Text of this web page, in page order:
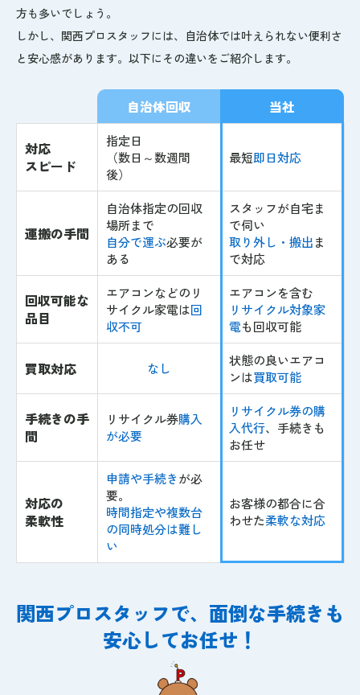
方も多いでしょう。
しかし、関西プロスタッフには、自治体では叶えられない便利さ
と安心感があります。以下にその違いをご紹介します。
自治体回収 当社
対応
スピード
指定日
（数日～数週間
後）
最短即日対応
運搬の手間
自治体指定の回収
場所まで
自分で運ぶ必要が
ある
スタッフが自宅ま
で伺い
取り外し・搬出ま
で対応
回収可能な
品目
エアコンなどのリ
サイクル家電は回
収不可
エアコンを含む
リサイクル対象家
電も回収可能
買取対応 なし
状態の良いエアコ
ンは買取可能
手続きの手
間
リサイクル券購入
が必要
リサイクル券の購
入代行、手続きも
お任せ
対応の
柔軟性
申請や手続きが必
要。
時間指定や複数台
の同時処分は難し
い
お客様の都合に合
わせた柔軟な対応
関西プロスタッフで、面倒な手続きも
安心してお任せ！